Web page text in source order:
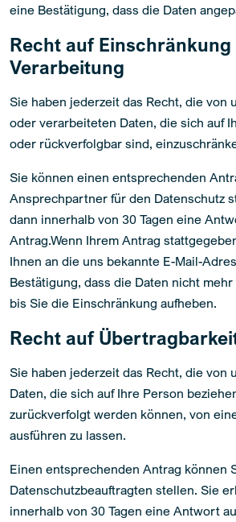
eine Bestätigung, dass die Daten
Recht auf
Verarbeitung
Sie haben jederzeit das Recht, die von
oder verarbeiteten Daten, die sich auf
oder rückverfolgbar sind,
Sie können einen entsprechenden
Ansprechpartner für den Datenschutz
dann innerhalb von 30 Tagen eine
Antrag.Wenn Ihrem Antrag
Ihnen an die uns bekannte E-Mail-
Bestätigung, dass die Daten nicht
bis Sie die Einschränkung aufheben.
Recht auf
Sie haben jederzeit das Recht, die von
Daten, die sich auf Ihre Person
zurückverfolgt werden können, von
ausführen zu lassen.
Einen entsprechenden Antrag können
Datenschutzbeauftragten stellen. Sie
innerhalb von 30 Tagen eine Antwort